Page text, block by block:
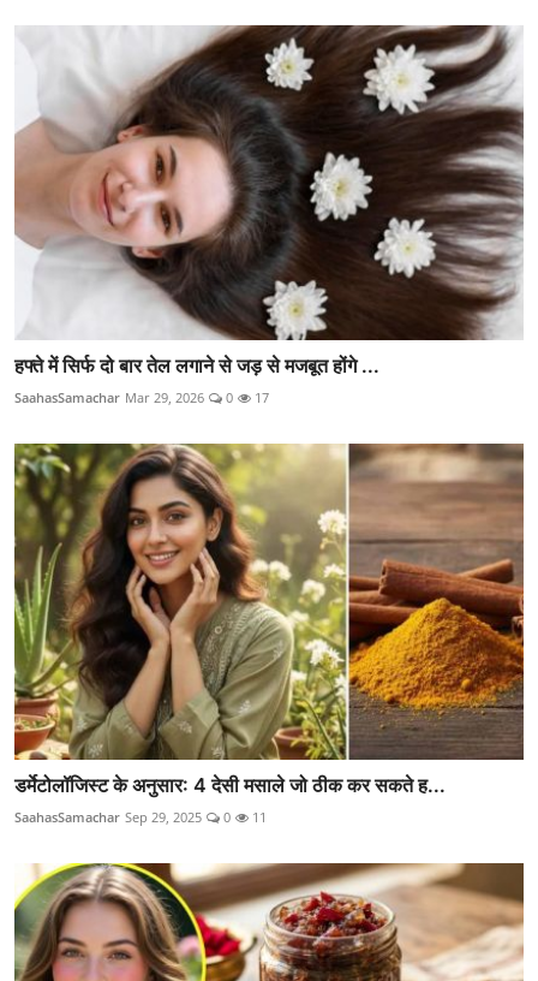
हफ्ते में सिर्फ दो बार तेल लगाने से जड़ से मजबूत होंगे ...
SaahasSamachar Mar 29, 2026 0 17
डर्मेटोलॉजिस्ट के अनुसार: 4 देसी मसाले जो ठीक कर सकते ह...
SaahasSamachar Sep 29, 2025 0 11